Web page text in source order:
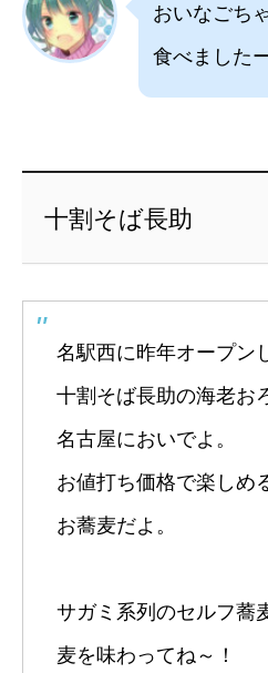
おいなごち
食べました
十割そば長助
名駅西に昨年オープン
十割そば長助の海老お
名古屋においでよ。
お値打ち価格で楽しめ
お蕎麦だよ。
サガミ系列のセルフ蕎
麦を味わってね～！